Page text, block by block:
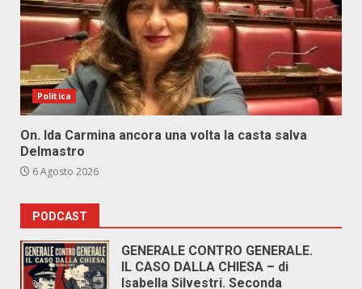
Politica
On. Ida Carmina ancora una volta la casta salva
Delmastro
6 Agosto 2026
PODCAST
GENERALE CONTRO GENERALE.
IL CASO DALLA CHIESA – di
Isabella Silvestri. Seconda